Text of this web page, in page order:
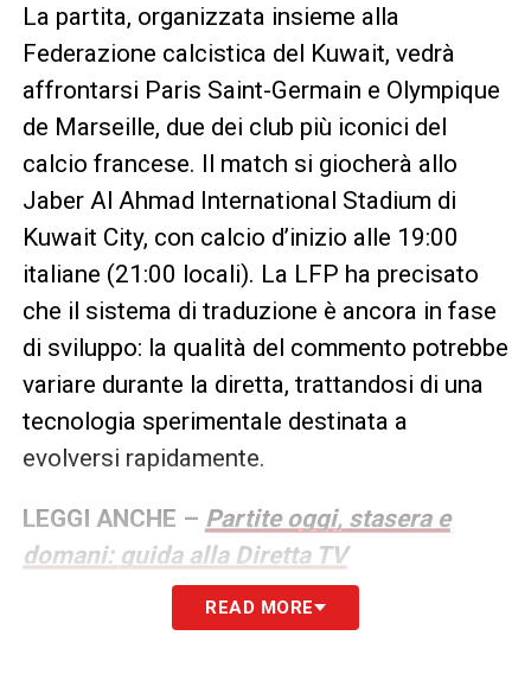
La partita, organizzata insieme alla
Federazione calcistica del Kuwait, vedrà
affrontarsi Paris Saint-Germain e Olympique
de Marseille, due dei club più iconici del
calcio francese. Il match si giocherà allo
Jaber Al Ahmad International Stadium di
Kuwait City, con calcio d’inizio alle 19:00
italiane (21:00 locali). La LFP ha precisato
che il sistema di traduzione è ancora in fase
di sviluppo: la qualità del commento potrebbe
variare durante la diretta, trattandosi di una
tecnologia sperimentale destinata a
evolversi rapidamente.
LEGGI ANCHE – Partite oggi, stasera e
domani: guida alla Diretta TV
LA PLAYLIST DELLE NOSTRE TOP NEWS
READ MORE